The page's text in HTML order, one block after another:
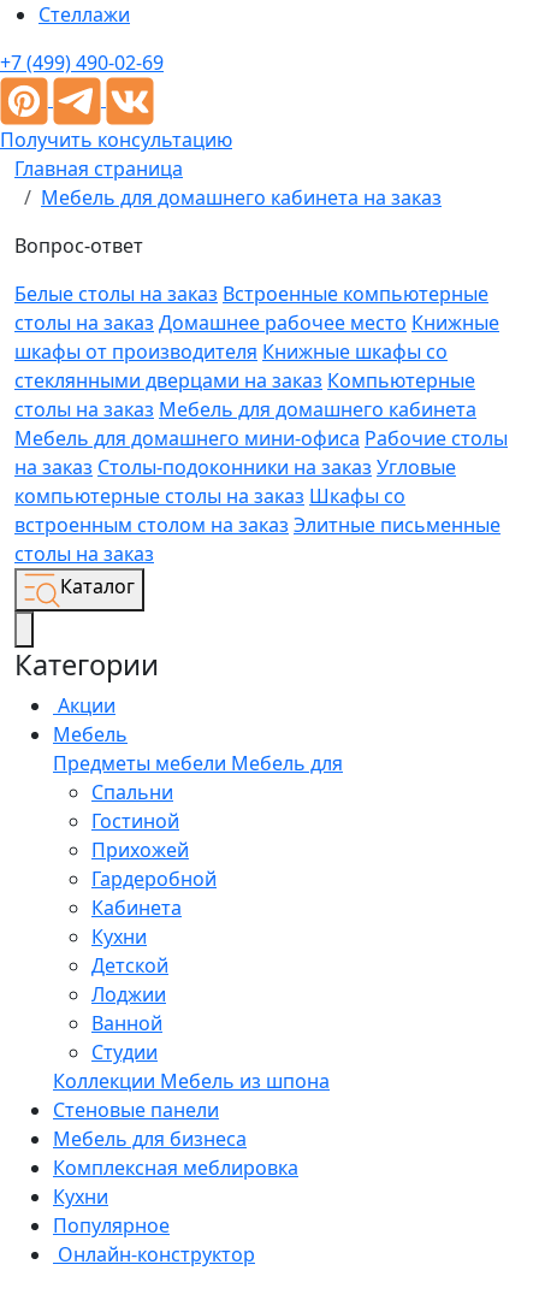
Стеллажи
+7 (499) 490-02-69
Получить консультацию
Главная страница
Мебель для домашнего кабинета на заказ
Вопрос-ответ
Белые столы на заказ Встроенные компьютерные
столы на заказ Домашнее рабочее место Книжные
шкафы от производителя Книжные шкафы со
стеклянными дверцами на заказ Компьютерные
столы на заказ Мебель для домашнего кабинета
Мебель для домашнего мини-офиса Рабочие столы
на заказ Столы-подоконники на заказ Угловые
компьютерные столы на заказ Шкафы со
встроенным столом на заказ Элитные письменные
столы на заказ
Каталог
Категории
Акции
Мебель
Предметы мебели Мебель для
Спальни
Гостиной
Прихожей
Гардеробной
Кабинета
Кухни
Детской
Лоджии
Ванной
Студии
Коллекции Мебель из шпона
Стеновые панели
Мебель для бизнеса
Комплексная меблировка
Кухни
Популярное
Онлайн-конструктор